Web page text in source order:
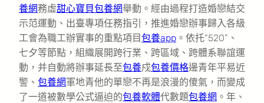
養網務虛甜心寶貝包養網舉動。經由過程打造婚戀結交
示范運動、出臺專項任務指引，推進婚戀辦事歸入各級
工會為職工辦實事的重點項目 包養app 。依托“520”、
七夕等節點，組織展開跨行業、跨區域、跨體系聯誼運
動，并自動將辦事延長至包養戍包養價格邊青年平易近
警、 包養網軍地青他的單戀不再是浪漫的傻氣，而變成
了一道被數學公式逼迫的包養軟體代數題包養網 。年、